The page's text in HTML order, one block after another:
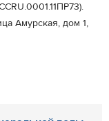
Амурская, дом 1,